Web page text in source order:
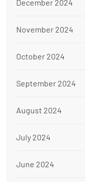
December 2024
November 2024
October 2024
September 2024
August 2024
July 2024
June 2024